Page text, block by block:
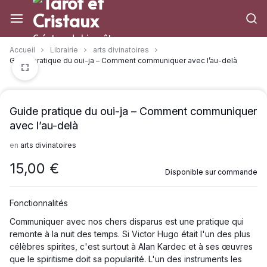
à/au
contenuCréateur de bien-être
Accueil Librairie
arts divinatoires
Guide pratique du oui-ja – Comment communiquer avec l’au-delà
Guide pratique du oui-ja – Comment communiquer
avec l’au-delà
en arts divinatoires
15,00 € Disponible sur commande
Fonctionnalités
Communiquer avec nos chers disparus est une pratique qui
remonte à la nuit des temps. Si Victor Hugo était l'un des plus
célèbres spirites, c'est surtout à Alan Kardec et à ses œuvres
que le spiritisme doit sa popularité. L'un des instruments les